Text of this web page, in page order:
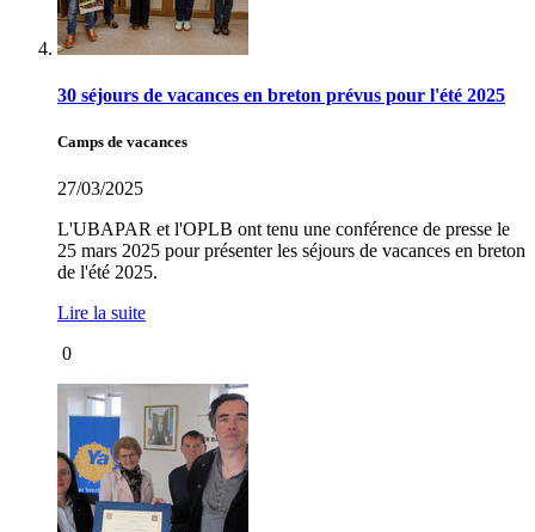
30 séjours de vacances en breton prévus pour l'été 2025
Camps de vacances
27/03/2025
L'UBAPAR et l'OPLB ont tenu une conférence de presse le
25 mars 2025 pour présenter les séjours de vacances en breton
de l'été 2025.
Lire la suite
0